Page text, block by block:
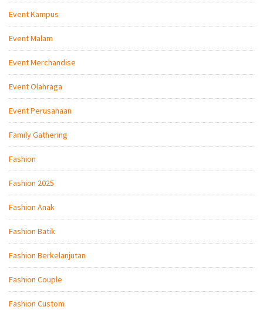
Event Kampus
Event Malam
Event Merchandise
Event Olahraga
Event Perusahaan
Family Gathering
Fashion
Fashion 2025
Fashion Anak
Fashion Batik
Fashion Berkelanjutan
Fashion Couple
Fashion Custom